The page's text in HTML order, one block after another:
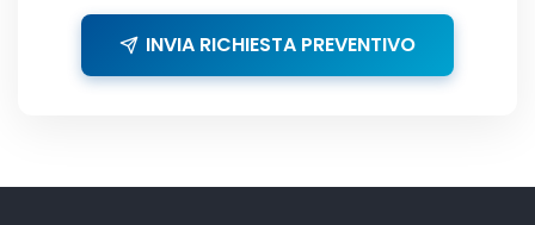
INVIA RICHIESTA PREVENTIVO